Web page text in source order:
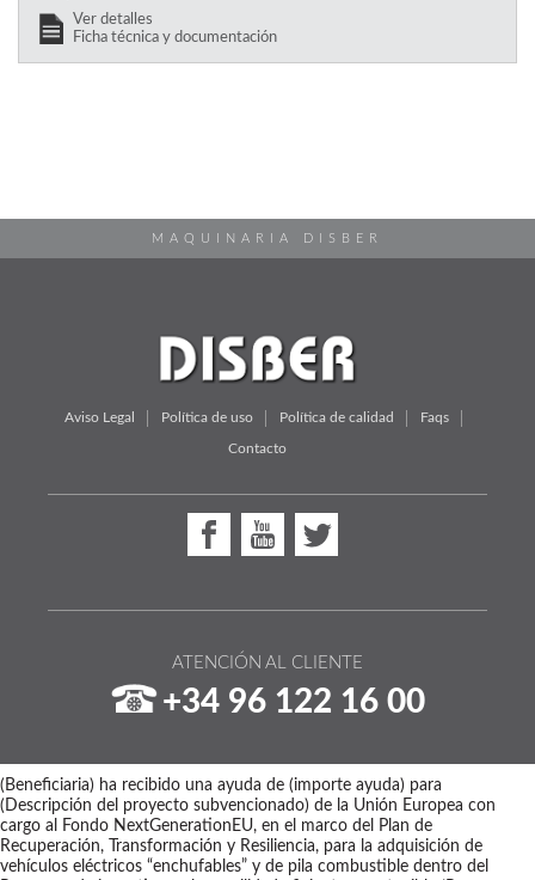
Ver detalles
Ficha técnica y documentación
MAQUINARIA DISBER
Aviso Legal Política de uso Política de calidad Faqs
Contacto
ATENCIÓN AL CLIENTE
+34 96 122 16 00
(Beneficiaria) ha recibido una ayuda de (importe ayuda) para
(Descripción del proyecto subvencionado) de la Unión Europea con
cargo al Fondo NextGenerationEU, en el marco del Plan de
Recuperación, Transformación y Resiliencia, para la adquisición de
vehículos eléctricos “enchufables” y de pila combustible dentro del